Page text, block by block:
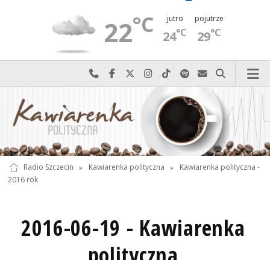
22°C jutro
24°C
pojutrze
29°C
Najlepiej po prostu do nas zadzwoń
Odwiedź nas na Facebook-u
Odwiedź nas na X
Odwiedź nas na Instagram-ie
Odwiedź nas na TikTok-u
Szukaj nas na Spotify
Wyślij do nas
Szukaj
Radio Szczecin » Kawiarenka polityczna »
Kawiarenka polityczna -
2016 rok
2016-06-19 - Kawiarenka